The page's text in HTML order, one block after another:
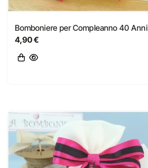
Bomboniere per Compleanno 40 Anni
4,90 €